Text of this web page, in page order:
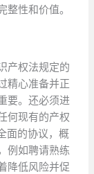
性和价值。
产权法规定的
精心准备并正
要。还必须进
何现有的产权
面的协议，概
例如聘请熟练
降低风险并促